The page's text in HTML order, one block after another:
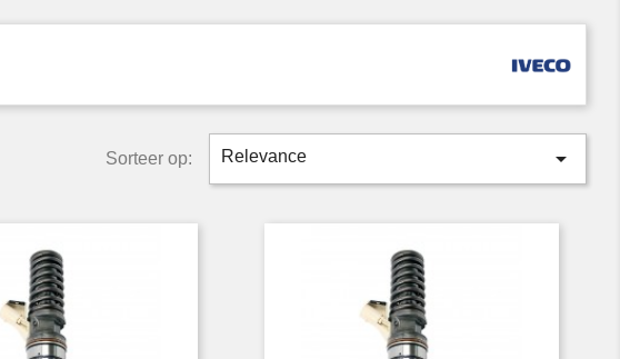
Sorteer op: Relevance 